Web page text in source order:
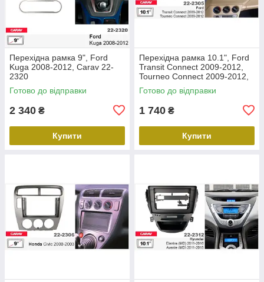
Перехідна рамка 9", Ford
Kuga 2008-2012, Carav 22-
2320
Готово до відправки
2 340 ₴
Купити
Перехідна рамка 10.1", Ford
Transit Connect 2009-2012,
Tourneo Connect 2009-2012,
Carav 22-2305
Готово до відправки
1 740 ₴
Купити